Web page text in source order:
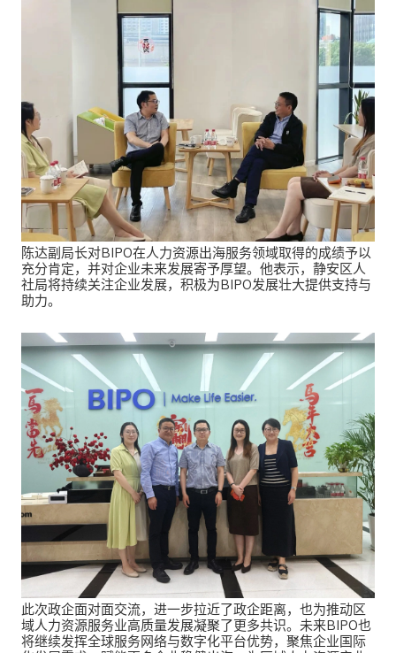
陈达副局长对BIPO在人力资源出海服务领域取得的成绩予以
充分肯定，并对企业未来发展寄予厚望。他表示，静安区人
社局将持续关注企业发展，积极为BIPO发展壮大提供支持与
助力。
此次政企面对面交流，进一步拉近了政企距离，也为推动区
域人力资源服务业高质量发展凝聚了更多共识。未来BIPO也
将继续发挥全球服务网络与数字化平台优势，聚焦企业国际